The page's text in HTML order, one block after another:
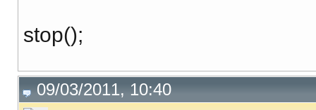
stop();
09/03/2011, 10:40